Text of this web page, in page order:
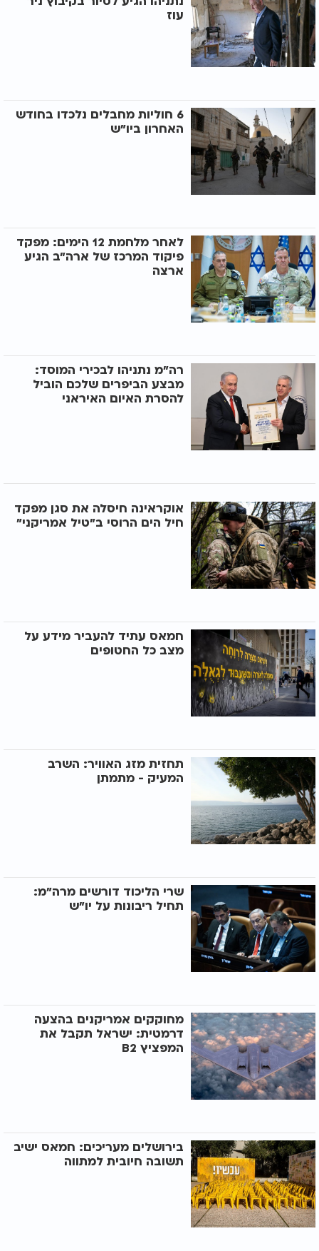
עוז
6 חוליות מחבלים נלכדו בחודש
האחרון ביו"ש
לאחר מלחמת 12 הימים: מפקד
פיקוד המרכז של ארה"ב הגיע
ארצה
רה"מ נתניהו לבכירי המוסד:
מבצע הביפרים שלכם הוביל
להסרת האיום האיראני
אוקראינה חיסלה את סגן מפקד
חיל הים הרוסי ב"טיל אמריקני"
חמאס עתיד להעביר מידע על
מצב כל החטופים
תחזית מזג האוויר: השרב
המעיק - מתמתן
שרי הליכוד דורשים מרה"מ:
תחיל ריבונות על יו"ש
מחוקקים אמריקנים בהצעה
דרמטית: ישראל תקבל את
המפציץ B2
בירושלים מעריכים: חמאס ישיב
תשובה חיובית למתווה